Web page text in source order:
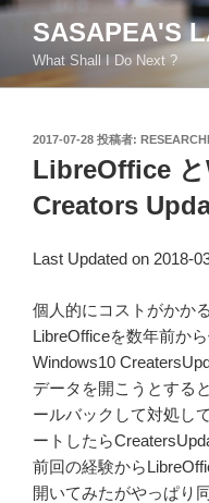
コ
ン
SASAPEA'S
What Shall I Do Next ?
投
稿
日:
2017-07-28 投稿者:
LibreOffice
Creators
Last Updated on 2018-
個人的にコストがかか
LibreOfficeを数年前か
Windows10
データを開こうとする
ールバックして対処し
ートしたら
前回の経験から
開いてみたがやっぱり